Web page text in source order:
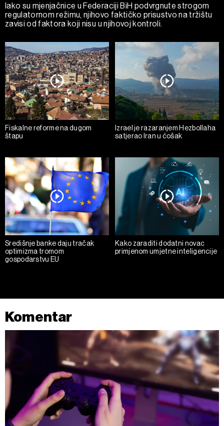
Iako su mjenjačnice u Federaciji BiH podvrgnute strogom
regulatornom režimu, njihovo faktičko prisustvo na tržištu
zavisi od faktora koji nisu u njihovoj kontroli.
Fiskalne reforme na dugom
štapu
Izrael je razaranjem Hezbollaha
satjerao Iran u ćošak
Središnje banke daju tračak
optimizma tromom
gospodarstvu EU
Kako zaraditi dodatni novac
primjenom umjetne inteligencije
Komentar